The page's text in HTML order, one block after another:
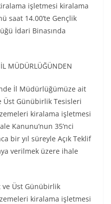
işletmesi kiralama
saat 14.00’te Gençlik
İdari Binasında
MÜDÜRLÜĞÜNDEN
İl Müdürlüğümüze ait
Üst Günübirlik Tesisleri
kiralama işletmesi
Kanunu’nun 35’nci
bir yıl süreyle Açık Teklif
verilmek üzere ihale
ve Üst Günübirlik
kiralama işletmesi